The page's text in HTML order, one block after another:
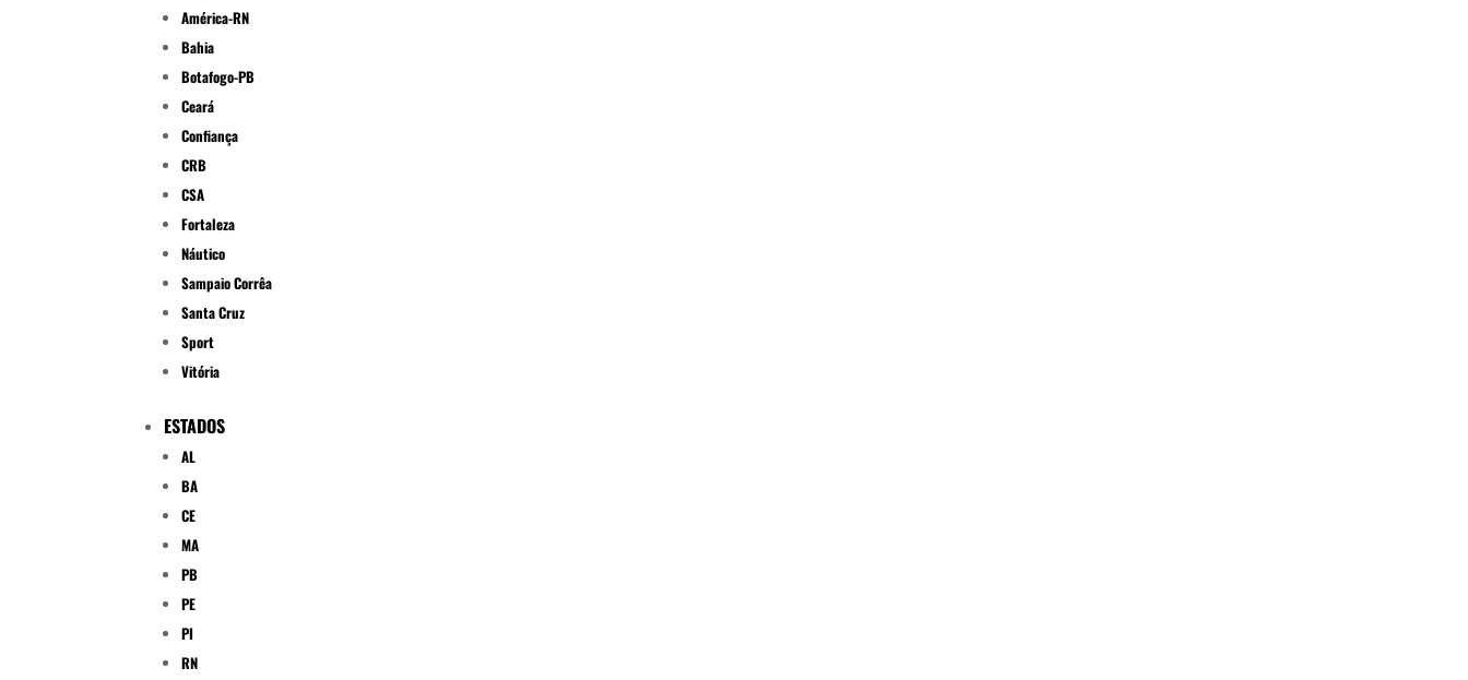
América-RN
Bahia
Botafogo-PB
Ceará
Confiança
CRB
CSA
Fortaleza
Náutico
Sampaio Corrêa
Santa Cruz
Sport
Vitória
ESTADOS
AL
BA
CE
MA
PB
PE
PI
RN